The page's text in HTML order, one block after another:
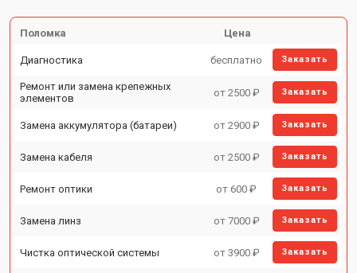
Поломка Цена
Диагностика бесплатно Заказать
Ремонт или замена крепежных
элементов
от 2500 ₽ Заказать
Замена аккумулятора (батареи) от 2900 ₽ Заказать
Замена кабеля от 2500 ₽ Заказать
Ремонт оптики от 600 ₽ Заказать
Замена линз от 7000 ₽ Заказать
Чистка оптической системы от 3900 ₽ Заказать